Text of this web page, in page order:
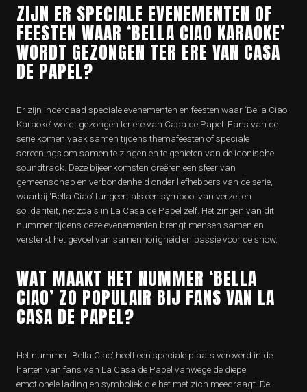
ZIJN ER SPECIALE EVENEMENTEN OF
FEESTEN WAAR ‘BELLA CIAO KARAOKE’
WORDT GEZONGEN TER ERE VAN CASA
DE PAPEL?
Er zijn inderdaad speciale evenementen en feesten waar ‘Bella Ciao
Karaoke’ wordt gezongen ter ere van Casa de Papel. Fans van de
serie komen vaak samen tijdens themafeesten of speciale
screenings om samen te zingen en te genieten van de iconische
soundtrack. Deze bijeenkomsten creëren een sfeer van
gemeenschap en verbondenheid onder liefhebbers van de serie,
waarbij ‘Bella Ciao’ fungeert als een symbool van verzet en
solidariteit, net zoals in La Casa de Papel zelf. Het zingen van dit
nummer tijdens deze evenementen brengt mensen samen en
versterkt het gevoel van samenhorigheid en passie voor de show.
WAT MAAKT HET NUMMER ‘BELLA
CIAO’ ZO POPULAIR BIJ FANS VAN LA
CASA DE PAPEL?
Het nummer ‘Bella Ciao’ heeft een speciale plaats veroverd in de
harten van fans van La Casa de Papel vanwege de diepe
emotionele lading en symboliek die het met zich meedraagt. De